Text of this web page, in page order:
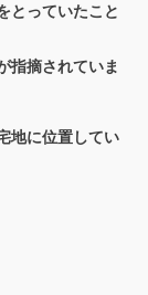
とっていたこと
指摘されていま
地に位置してい